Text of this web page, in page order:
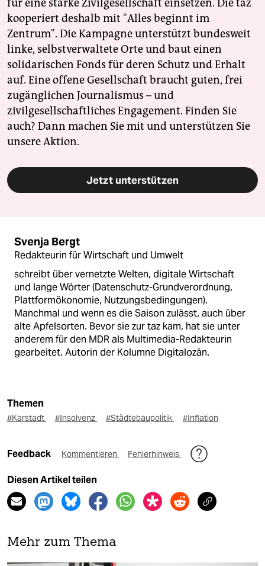
für eine starke Zivilgesellschaft einsetzen. Die taz
kooperiert deshalb mit "Alles beginnt im
Zentrum". Die Kampagne unterstützt bundesweit
linke, selbstverwaltete Orte und baut einen
solidarischen Fonds für deren Schutz und Erhalt
auf. Eine offene Gesellschaft braucht guten, frei
zugänglichen Journalismus – und
zivilgesellschaftliches Engagement. Finden Sie
auch? Dann machen Sie mit und unterstützen Sie
unsere Aktion.
Jetzt unterstützen
Svenja Bergt
Redakteurin für Wirtschaft und Umwelt
schreibt über vernetzte Welten, digitale Wirtschaft
und lange Wörter (Datenschutz-Grundverordnung,
Plattformökonomie, Nutzungsbedingungen).
Manchmal und wenn es die Saison zulässt, auch über
alte Apfelsorten. Bevor sie zur taz kam, hat sie unter
anderem für den MDR als Multimedia-Redakteurin
gearbeitet. Autorin der Kolumne Digitalozän.
Themen
#Karstadt #Insolvenz #Städtebaupolitik #Inflation
Feedback Kommentieren Fehlerhinweis
Diesen Artikel teilen
Mehr zum Thema